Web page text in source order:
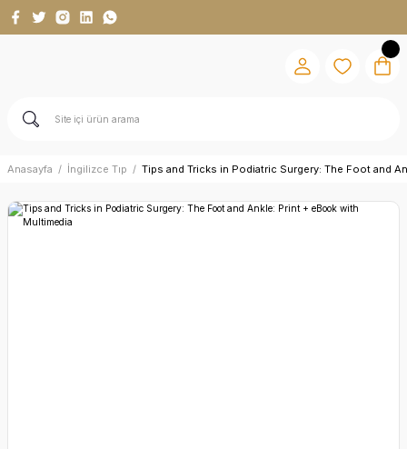
Anasayfa İngilizce Tıp Tips and Tricks in Podiatric Surgery: The Foot and